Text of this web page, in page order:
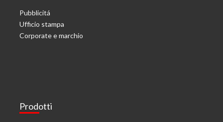
Pubblicitá
Ufficio stampa
Corporate e marchio
Prodotti